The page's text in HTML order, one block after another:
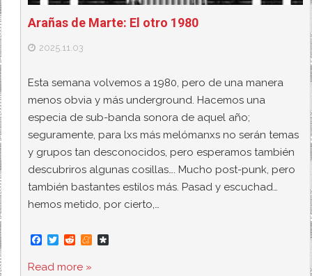
Arañas de Marte: El otro 1980
2025.11.03
Esta semana volvemos a 1980, pero de una manera
menos obvia y más underground. Hacemos una
especia de sub-banda sonora de aquel año;
seguramente, para lxs más melómanxs no serán temas
y grupos tan desconocidos, pero esperamos también
descubriros algunas cosillas…. Mucho post-punk, pero
también bastantes estilos más. Pasad y escuchad…
hemos metido, por cierto,…
F
c
e
T
i
t
R
d
d
M
Read more »